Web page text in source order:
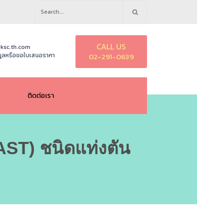
Search
for:
หรือขอใบเสนอราคา
CALL US
02-291-0639
ติดต่อเรา
ชนิดแท่งตัน